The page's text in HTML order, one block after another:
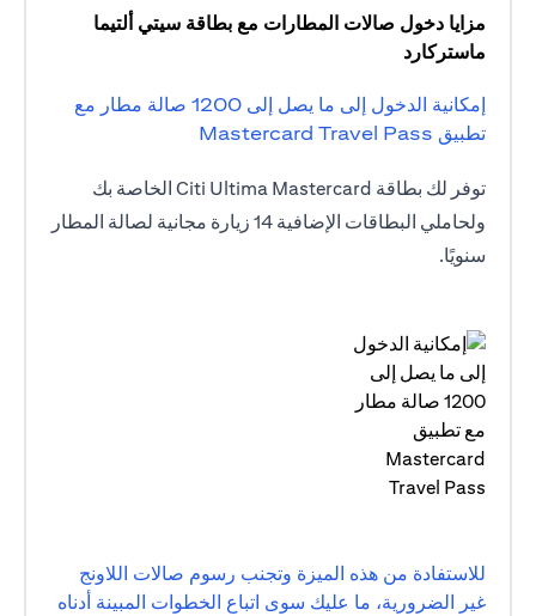
مزايا دخول صالات المطارات مع بطاقة سيتي ألتيما
ماستركارد
إمكانية الدخول إلى ما يصل إلى 1200 صالة مطار مع
تطبيق Mastercard Travel Pass
توفر لك بطاقة Citi Ultima Mastercard الخاصة بك
ولحاملي البطاقات الإضافية 14 زيارة مجانية لصالة المطار
سنويًا.
للاستفادة من هذه الميزة وتجنب رسوم صالات اللاونج
غير الضرورية، ما عليك سوى اتباع الخطوات المبينة أدناه